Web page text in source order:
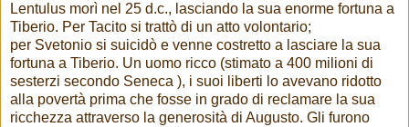
Lentulus morì nel 25 d.c., lasciando la sua enorme fortuna a
Tiberio. Per Tacito si trattò di un atto volontario;
per Svetonio si suicidò e venne costretto a lasciare la sua
fortuna a Tiberio. Un uomo ricco (stimato a 400 milioni di
sesterzi secondo Seneca ), i suoi liberti lo avevano ridotto
alla povertà prima che fosse in grado di reclamare la sua
ricchezza attraverso la generosità di Augusto. Gli furono